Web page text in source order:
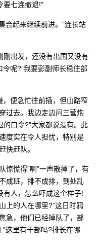
要七连撤退!”
合起来继续前进。”连长站
刚出发，还没有出国又没有
呢?”我要彭副师长稳住部
便急忙往前插，但山路窄
过去。我边走边问三营炮
的口令?”大家都说没有。此
度实在令人担忧，特别是
快赶队。
惊慌得”啊”一声散掉了，有
成班，排不成排，到处乱
有人，怎么吓成这个样子!
上的人在哪里?”这日时鸦
急，他们已经掉队了，部
这里有干部吗?排长在哪